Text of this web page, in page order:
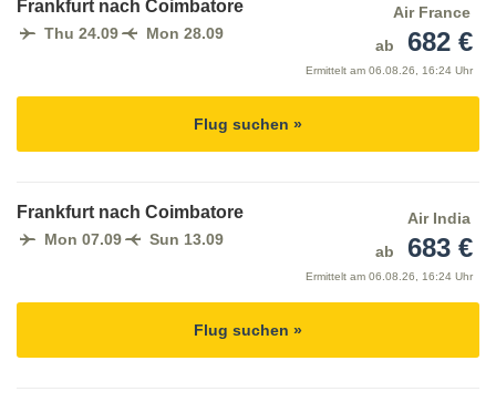
Frankfurt nach Coimbatore
Thu 24.09 Mon 28.09
Air France
ab
682 €
Ermittelt am 06.08.26, 16:24 Uhr
Flug suchen »
Frankfurt nach Coimbatore
Mon 07.09 Sun 13.09
Air India
ab
683 €
Ermittelt am 06.08.26, 16:24 Uhr
Flug suchen »